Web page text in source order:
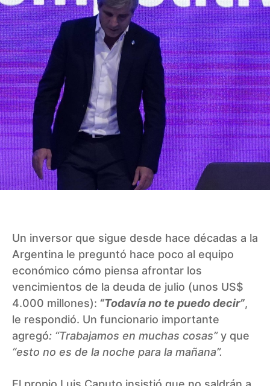
Un inversor que sigue desde hace décadas a la
Argentina le preguntó hace poco al equipo
económico cómo piensa afrontar los
vencimientos de la deuda de julio (unos US$
4.000 millones): “Todavía no te puedo decir”,
le respondió. Un funcionario importante
agregó: “Trabajamos en muchas cosas”y que
“esto no es de la noche para la mañana”.